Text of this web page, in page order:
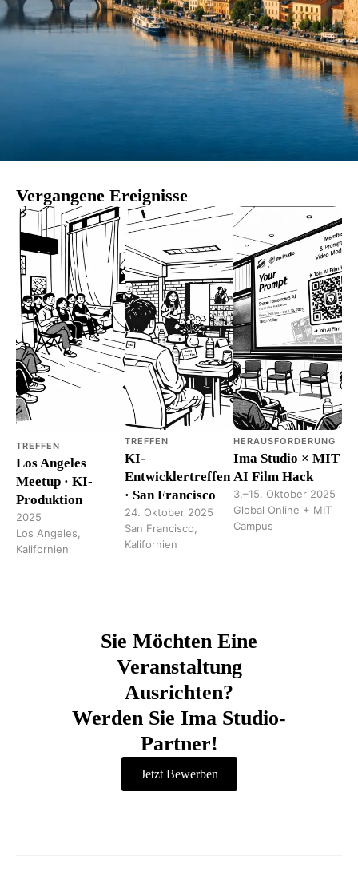
Vergangene Ereignisse
TREFFEN
Los Angeles
Meetup · KI-
Produktion
2025
Los Angeles,
Kalifornien
TREFFEN
KI-
Entwicklertreffen
· San Francisco
24. Oktober 2025
San Francisco,
Kalifornien
HERAUSFORDERUNG
Ima Studio × MIT
AI Film Hack
3.–15. Oktober 2025
Global Online + MIT
Campus
Sie Möchten Eine
Veranstaltung
Ausrichten?
Werden Sie Ima Studio-
Partner!
Jetzt Bewerben